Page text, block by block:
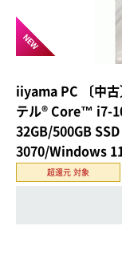
NEW
iiyama PC 〔中
テル® Core™ i7-
32GB/500GB
3070/Windows
超還元 対象